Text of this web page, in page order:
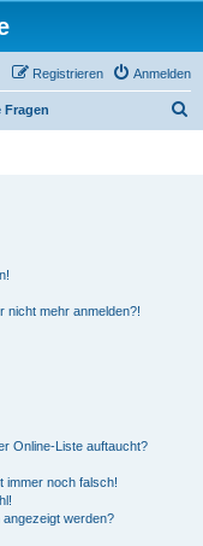
Anmelden
Registrieren
Fragen
nicht mehr anmelden?!
Online-Liste auftaucht?
immer noch falsch!
angezeigt werden?